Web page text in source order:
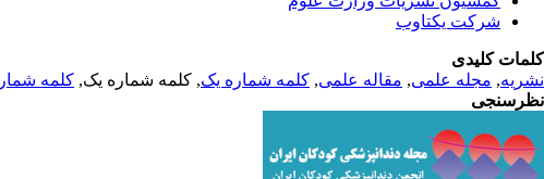
شرکت یکتاوب
کلمات کلیدی
نشریه, مجله علمی, مقاله علمی, کلمه شماره یک, کلمه شماره یک, کلمه
نظرسنجی